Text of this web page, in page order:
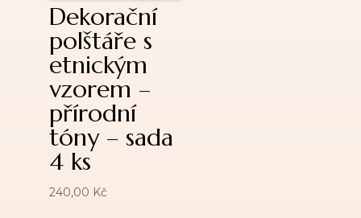
Dekorační
polštáře s
etnickým
vzorem –
přírodní
tóny – sada
4 ks
240,00 Kč